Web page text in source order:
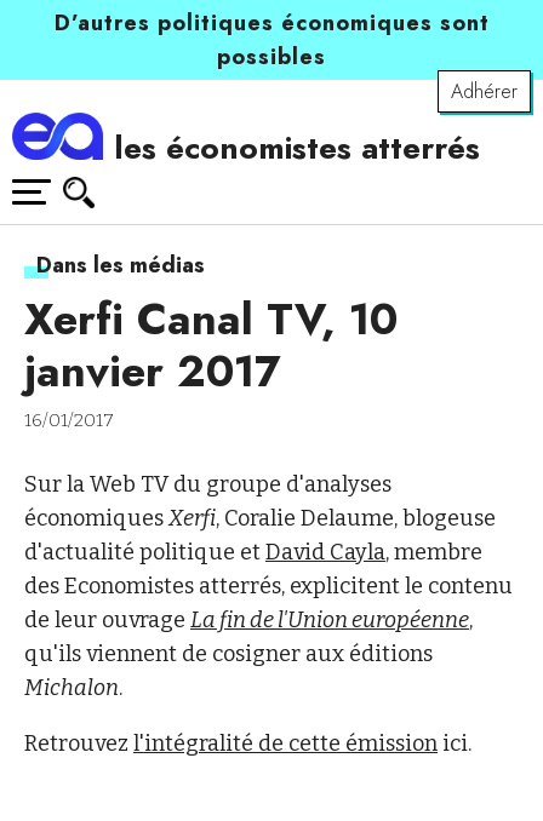
D’autres politiques économiques sont
possibles
Adhérer
les économistes atterrés
Dans les médias
Xerfi Canal TV, 10
janvier 2017
16/01/2017
Sur la Web TV du groupe d'analyses
économiquesXerfi, Coralie Delaume, blogeuse
d'actualité politique etDavid Cayla, membre
des Economistes atterrés, explicitent le contenu
de leur ouvrage La fin de l'Union européenne,
qu'ils viennent de cosigner aux éditions
Michalon.
Retrouvez l'intégralité de cette émission ici.